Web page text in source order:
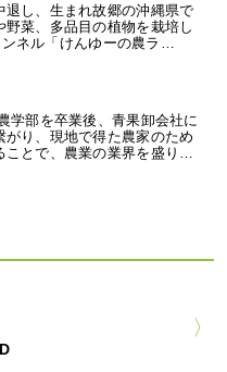
退し、生まれ故郷の沖縄県で
野菜、多品目の植物を栽培し
ネル「けんゆーの農ラ…
学部を卒業後、青果卸会社に
り、現地で得た農家のため
ことで、農業の業界を盛り…